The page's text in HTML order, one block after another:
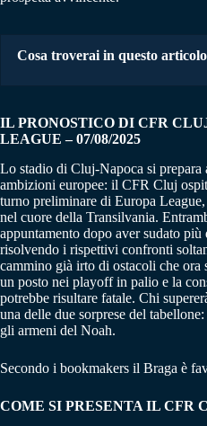
Cosa troverai in questo
IL PRONOSTICO DI CFR
LEAGUE – 07/08/2025
Lo stadio di Cluj-Napoca si prepara
ambizioni europee: il CFR Cluj
turno preliminare di Europa
nel cuore della Transilvania.
appuntamento dopo aver sudato
risolvendo i rispettivi confronti
cammino già irto di ostacoli che
un posto nei playoff in palio e la
potrebbe risultare fatale. Chi
una delle due sorprese del
gli armeni del Noah.
Secondo i bookmakers il Braga è
COME SI PRESENTA IL CFR